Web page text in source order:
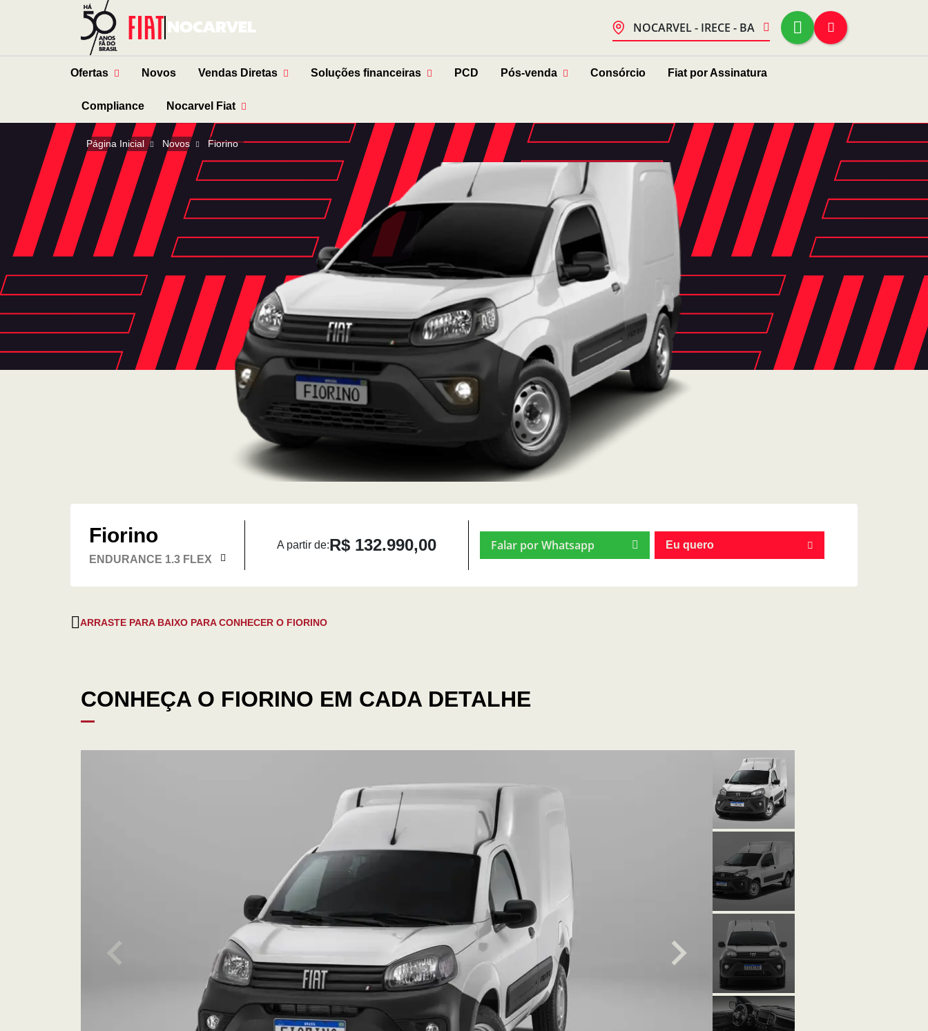
NOCARVEL - IRECE - BA
Ofertas Novos Vendas Diretas Soluções financeiras PCD Pós-venda Consórcio Fiat por Assinatura
Compliance Nocarvel Fiat
Página Inicial Novos Fiorino
Fiorino
ENDURANCE 1.3 FLEX
A partir de:R$ 132.990,00 Falar por Whatsapp Eu quero
ARRASTE PARA BAIXO PARA CONHECER O FIORINO
CONHEÇA O FIORINO EM CADA DETALHE